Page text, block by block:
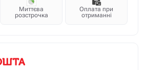
Миттєва
розстрочка
Оплата при
отриманні